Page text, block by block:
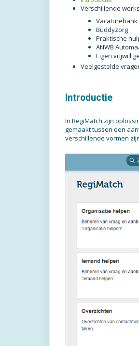
Verschillende
Vacaturebank
Buddyzorg
Praktische
ANWB
Eigen
Veelgestelde
Introductie
In RegiMatch zijn
gemaakt tussen een
verschillende vormen